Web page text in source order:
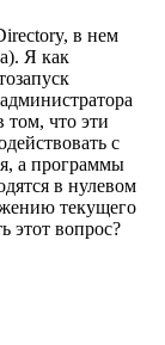
в нем
Я как
что эти
с
а программы
в нулевом
текущего
этот вопрос?